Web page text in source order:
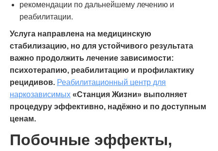
рекомендации по дальнейшему лечению и
реабилитации.
Услуга направлена на медицинскую
стабилизацию, но для устойчивого результата
важно продолжить лечение зависимости:
психотерапию, реабилитацию и профилактику
рецидивов. Реабилитационный центр для
наркозависимых «Станция Жизни» выполняет
процедуру эффективно, надёжно и по доступным
ценам.
Побочные эффекты,